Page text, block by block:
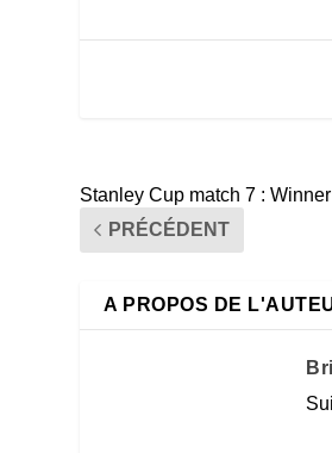
Stanley Cup match 7 :
PRÉCÉDENT
A PROPOS DE